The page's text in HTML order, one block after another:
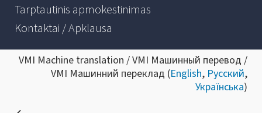
Tarptautinis apmokestinimas
Kontaktai / Apklausa
VMI Machine translation / VMI Машинный перевод /
VMI Машинний переклад (English, Русский,
Українська)